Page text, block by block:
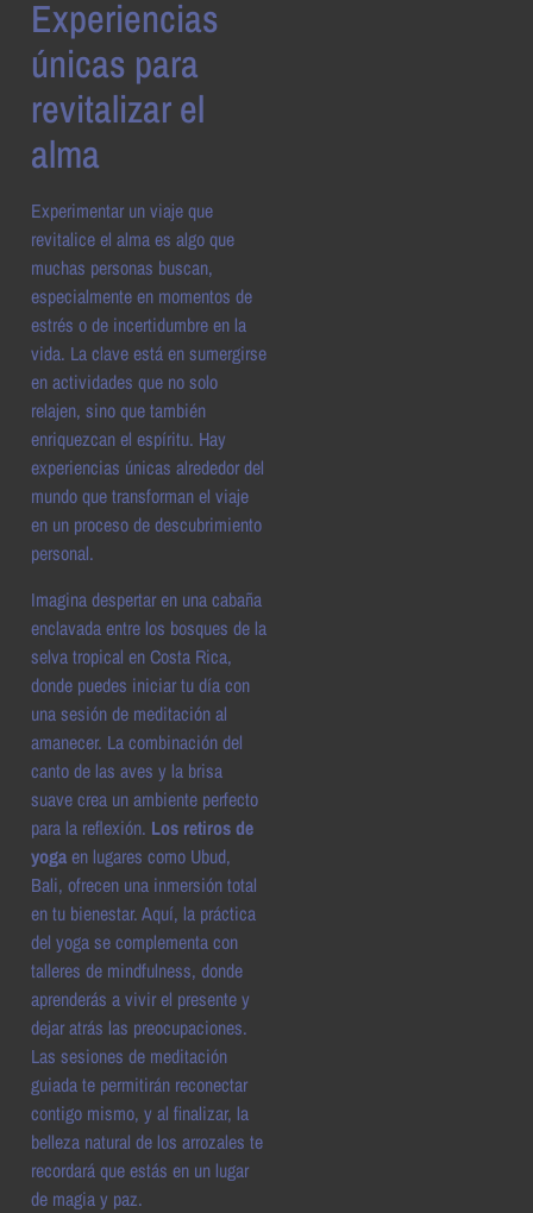
Experiencias
únicas para
revitalizar el
alma
Experimentar un viaje que
revitalice el alma es algo que
muchas personas buscan,
especialmente en momentos de
estrés o de incertidumbre en la
vida. La clave está en sumergirse
en actividades que no solo
relajen, sino que también
enriquezcan el espíritu. Hay
experiencias únicas alrededor del
mundo que transforman el viaje
en un proceso de descubrimiento
personal.
Imagina despertar en una cabaña
enclavada entre los bosques de la
selva tropical en Costa Rica,
donde puedes iniciar tu día con
una sesión de meditación al
amanecer. La combinación del
canto de las aves y la brisa
suave crea un ambiente perfecto
para la reflexión. Los retiros de
yogaen lugares como Ubud,
Bali, ofrecen una inmersión total
en tu bienestar. Aquí, la práctica
del yoga se complementa con
talleres de mindfulness, donde
aprenderás a vivir el presente y
dejar atrás las preocupaciones.
Las sesiones de meditación
guiada te permitirán reconectar
contigo mismo, y al finalizar, la
belleza natural de los arrozales te
recordará que estás en un lugar
de magia y paz.